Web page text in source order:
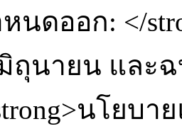
หนดออก: </
ถุนายน และ
นโยบ